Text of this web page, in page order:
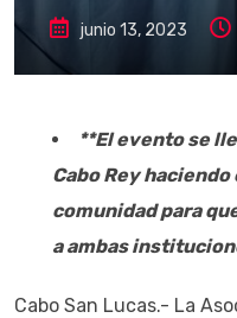
junio 13, 2023
**El evento se
Cabo Rey
comunidad para
a ambas
Cabo San Lucas.- La